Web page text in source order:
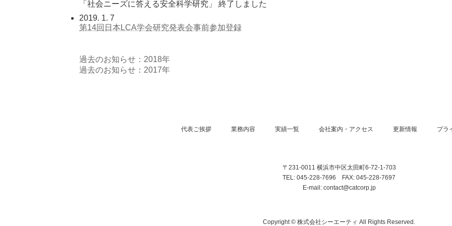
「社会ニーズに答える安全科学研究」 終了しました
2019. 1. 7
第14回日本LCA学会研究発表会事前参加登録
過去のお知らせ：2018年
過去のお知らせ：2017年
代表ご挨拶 業務内容 実績一覧 会社案内・アクセス 更新情報 プラ
〒231-0011 横浜市中区太田町6-72-1-703
TEL: 045-228-7696 FAX: 045-228-7697
E-mail: contact@catcorp.jp
Copyright © 株式会社シーエーティ All Rights Reserved.